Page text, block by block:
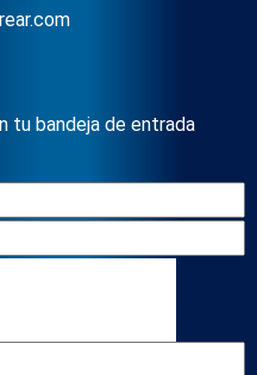
tu bandeja de entrada